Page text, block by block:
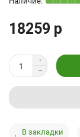
18259 р
В закладки